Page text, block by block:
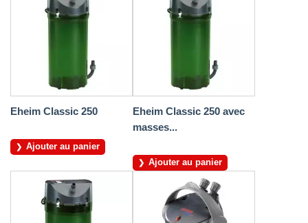
Eheim Classic 250
Ajouter au panier
Eheim Classic 250 avec
masses...
Ajouter au panier